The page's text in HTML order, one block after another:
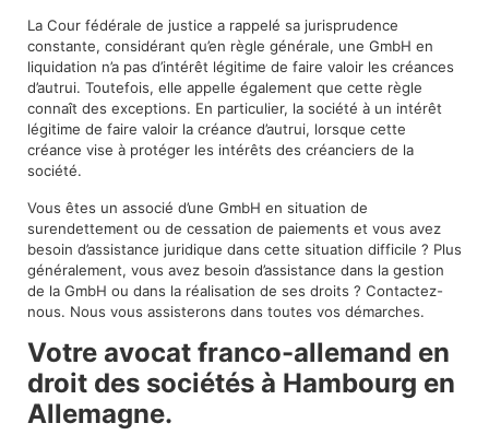
La Cour fédérale de justice a rappelé sa jurisprudence
constante, considérant qu’en règle générale, une GmbH en
liquidation n’a pas d’intérêt légitime de faire valoir les créances
d’autrui. Toutefois, elle appelle également que cette règle
connaît des exceptions. En particulier, la société à un intérêt
légitime de faire valoir la créance d’autrui, lorsque cette
créance vise à protéger les intérêts des créanciers de la
société.
Vous êtes un associé d’une GmbH en situation de
surendettement ou de cessation de paiements et vous avez
besoin d’assistance juridique dans cette situation difficile ? Plus
généralement, vous avez besoin d’assistance dans la gestion
de la GmbH ou dans la réalisation de ses droits ? Contactez-
nous. Nous vous assisterons dans toutes vos démarches.
Votre avocat franco-allemand en
droit des sociétés à Hambourg en
Allemagne.